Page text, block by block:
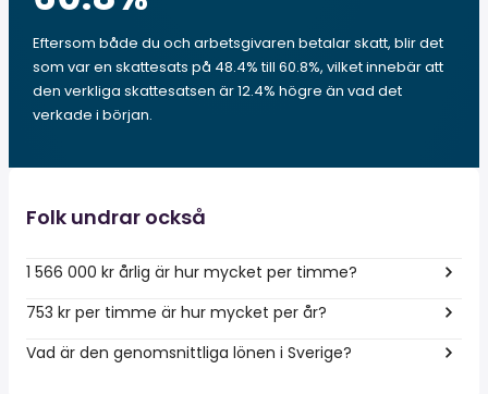
Eftersom både du och arbetsgivaren betalar skatt, blir det
som var en skattesats på 48.4% till 60.8%, vilket innebär att
den verkliga skattesatsen är 12.4% högre än vad det
verkade i början.
Folk undrar också
1 566 000 kr årlig är hur mycket per timme?
753 kr per timme är hur mycket per år?
Vad är den genomsnittliga lönen i Sverige?